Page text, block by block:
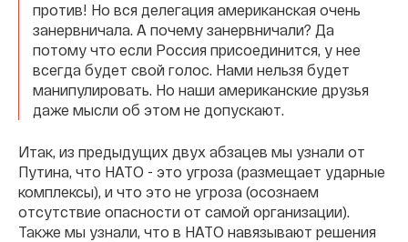
против! Но вся делегация американская очень
занервничала. А почему занервничали? Да
потому что если Россия присоединится, у нее
всегда будет свой голос. Нами нельзя будет
манипулировать. Но наши американские друзья
даже мысли об этом не допускают.
Итак, из предыдущих двух абзацев мы узнали от
Путина, что НАТО - это угроза (размещает ударные
комплексы), и что это не угроза (осознаем
отсутствие опасности от самой организации).
Также мы узнали, что в НАТО навязывают решения